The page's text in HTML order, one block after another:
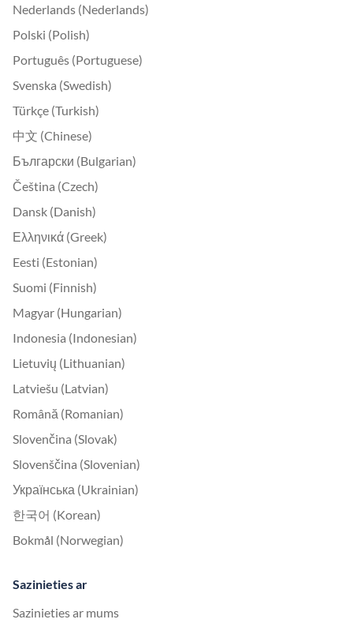
Nederlands (Nederlands)
Polski (Polish)
Português (Portuguese)
Svenska (Swedish)
Türkçe (Turkish)
中文 (Chinese)
Български (Bulgarian)
Čeština (Czech)
Dansk (Danish)
Ελληνικά (Greek)
Eesti (Estonian)
Suomi (Finnish)
Magyar (Hungarian)
Indonesia (Indonesian)
Lietuvių (Lithuanian)
Latviešu (Latvian)
Română (Romanian)
Slovenčina (Slovak)
Slovenščina (Slovenian)
Українська (Ukrainian)
한국어 (Korean)
Bokmål (Norwegian)
Sazinieties ar
Sazinieties ar mums